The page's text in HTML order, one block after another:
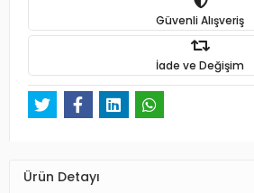
Güvenli Alışveriş
İade ve Değişim
Ürün Detayı